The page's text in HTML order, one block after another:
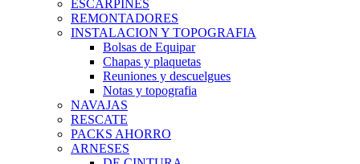
ESCARPINES
REMONTADORES
INSTALACION Y TOPOGRAFIA
Bolsas de Equipar
Chapas y plaquetas
Reuniones y descuelgues
Notas y topografia
NAVAJAS
RESCATE
PACKS AHORRO
ARNESES